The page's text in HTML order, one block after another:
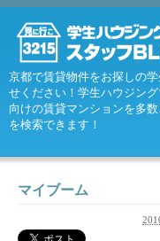
京都で賃貸物件をお探しの
せください！学生ハウジン
向けの賃貸マンションを多
を検索できます！
マイブーム